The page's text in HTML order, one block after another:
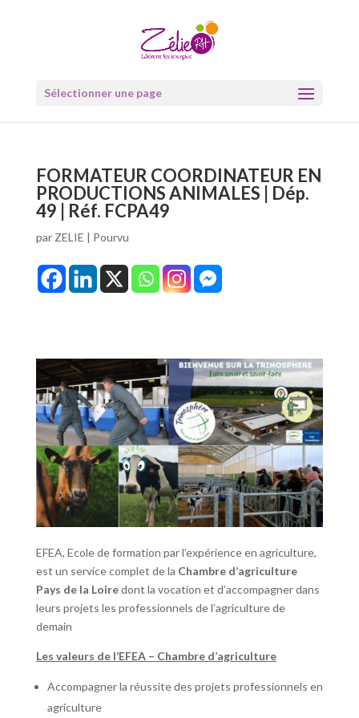
Sélectionner une page
FORMATEUR COORDINATEUR EN
PRODUCTIONS ANIMALES | Dép.
49 | Réf. FCPA49
par ZELIE | Pourvu
EFEA, Ecole de formation par l’expérience en agriculture,
est un service complet de la Chambre d’agriculture
Pays de la Loiredont la vocation et d’accompagner dans
leurs projets les professionnels de l’agriculture de
demain
Les valeurs de l’EFEA – Chambre d’agriculture
Accompagner la réussite des projets professionnels en
agriculture